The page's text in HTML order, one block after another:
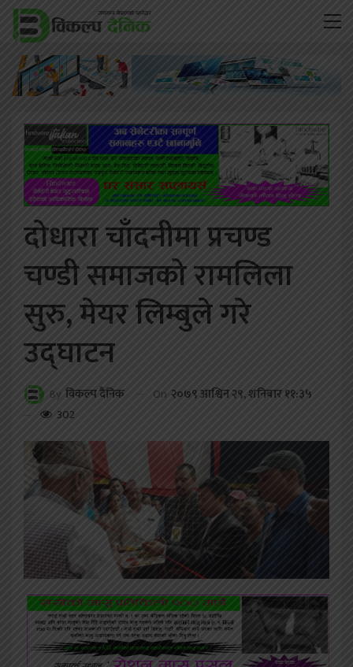
दोधारा चाँदनीमा प्रचण्ड
चण्डी समाजको रामलिला
सुरु, मेयर लिम्बुले गरे
उद्घाटन
By विकल्प दैनिक On २०७९ आश्विन २९, शनिबार ११:३५
302